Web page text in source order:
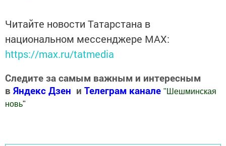
Читайте новости Татарстана в
национальном мессенджере MАХ:
https://max.ru/tatmedia
Следите за самым важным и интересным
в Яндекс Дзен и Телеграм канале " Шешминская
новь"